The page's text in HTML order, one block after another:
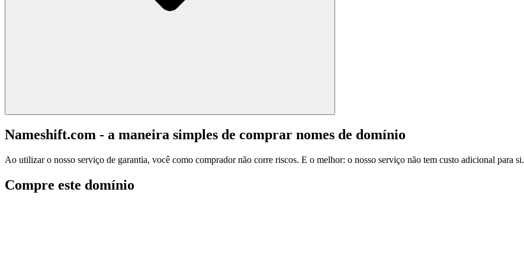
Nameshift.com - a maneira simples de comprar nomes de domínio
Ao utilizar o nosso serviço de garantia, você como comprador não corre riscos. E o melhor: o nosso serviço não tem custo adicional para si.
Compre este domínio